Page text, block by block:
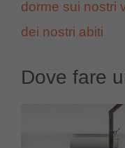
dorme sui nostri
dei nostri abiti
Dove fare